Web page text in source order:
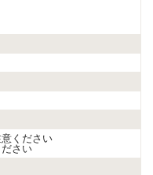
ください
さい